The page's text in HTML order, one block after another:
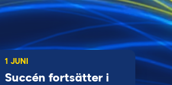
1 JUNI
Succén fortsätter i